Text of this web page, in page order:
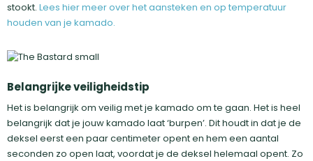
stookt. Lees hier meer over het aansteken en op temperatuur
houden van je kamado.
Belangrijke veiligheidstip
Het is belangrijk om veilig met je kamado om te gaan. Het is heel
belangrijk dat je jouw kamado laat ‘burpen’. Dit houdt in dat je de
deksel eerst een paar centimeter opent en hem een aantal
seconden zo open laat, voordat je de deksel helemaal opent. Zo